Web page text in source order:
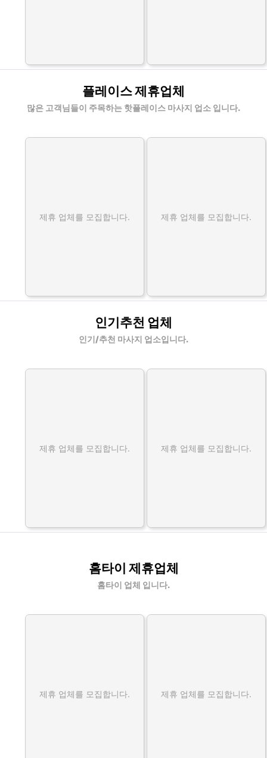
플레이스 제휴업체
많은 고객님들이 주목하는 핫플레이스 마사지 업소 입니다.
제휴 업체를 모집합니다. 제휴 업체를 모집합니다.
인기추천 업체
인기/추천 마사지 업소입니다.
제휴 업체를 모집합니다. 제휴 업체를 모집합니다.
홈타이 제휴업체
홈타이 업체 입니다.
제휴 업체를 모집합니다. 제휴 업체를 모집합니다.